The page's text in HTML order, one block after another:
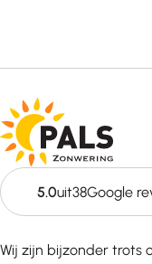
5.0uit38Google
Wij zijn bijzonder trots